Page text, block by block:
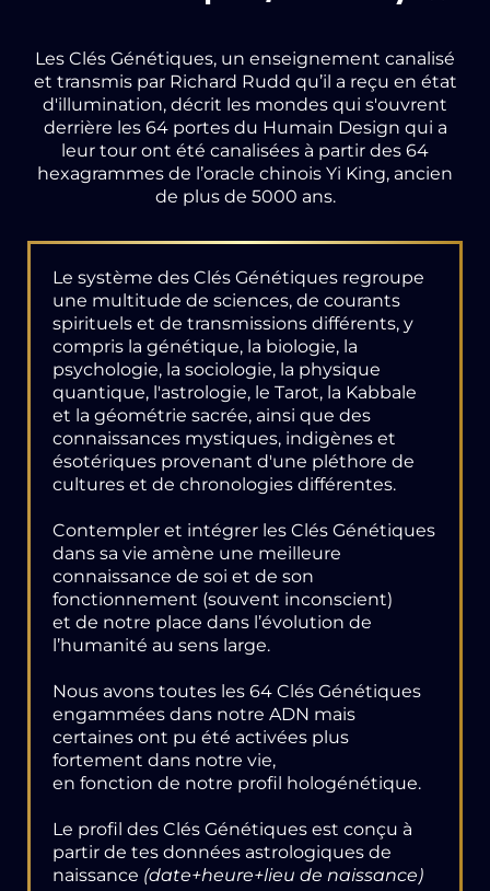
Les Clés Génétiques, un enseignement canalisé
et transmis par Richard Rudd qu’il a reçu en état
d'illumination, décrit les mondes qui s'ouvrent
derrière les 64 portes du Humain Design qui a
leur tour ont été canalisées à partir des 64
hexagrammes de l’oracle chinois Yi King, ancien
de plus de 5000 ans.
Le système des Clés Génétiques regroupe
une multitude de sciences, de courants
spirituels et de transmissions différents, y
compris la génétique, la biologie, la
psychologie, la sociologie, la physique
quantique, l'astrologie, le Tarot, la Kabbale
et la géométrie sacrée, ainsi que des
connaissances mystiques, indigènes et
ésotériques provenant d'une pléthore de
cultures et de chronologies différentes.
Contempler et intégrer les Clés Génétiques
dans sa vie amène une meilleure
connaissance de soi et de son
fonctionnement (souvent inconscient)
et de notre place dans l’évolution de
l’humanité au sens large.
Nous avons toutes les 64 Clés Génétiques
engammées dans notre ADN mais
certaines ont pu été activées plus
fortement dans notre vie,
en fonction de notre profil hologénétique.
Le profil des Clés Génétiques est conçu à
partir de tes données astrologiques de
naissance (date+heure+lieu de naissance)